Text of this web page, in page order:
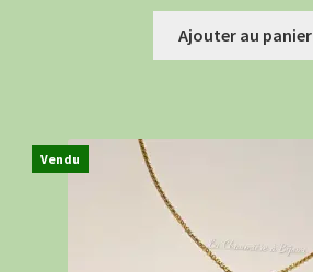
Ajouter au panier
Vendu